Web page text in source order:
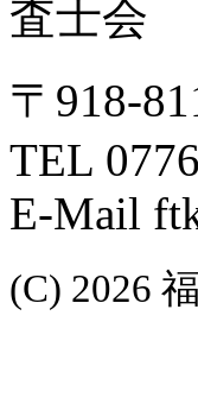
〒918-
TEL
E-Mail
(C) 2026